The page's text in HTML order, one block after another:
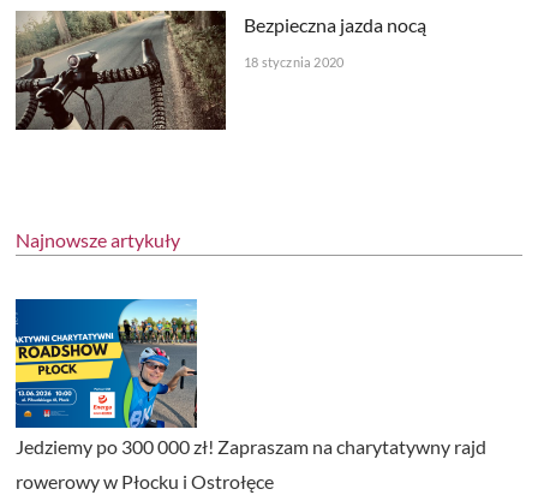
Bezpieczna jazda nocą
18 stycznia 2020
Najnowsze artykuły
Jedziemy po 300 000 zł! Zapraszam na charytatywny rajd
rowerowy w Płocku i Ostrołęce